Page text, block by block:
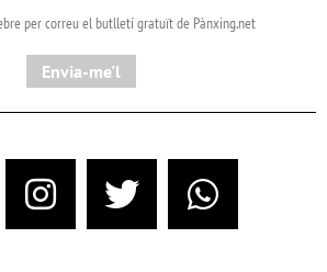
per correu el butlletí gratuït de Pànxing.net​
Envia-me'l